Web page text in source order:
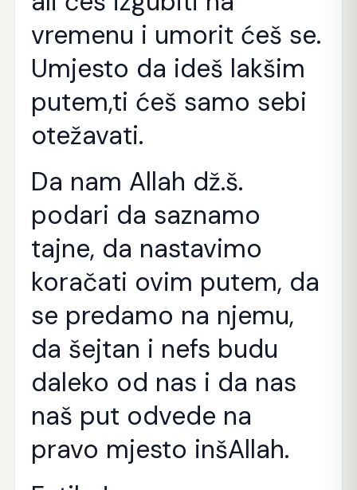
vremenu i umorit ćeš se.
Umjesto da ideš lakšim
putem,ti ćeš samo sebi
otežavati.
Da nam Allah dž.š.
podari da saznamo
tajne, da nastavimo
koračati ovim putem, da
se predamo na njemu,
da šejtan i nefs budu
daleko od nas i da nas
naš put odvede na
pravo mjesto inšAllah.